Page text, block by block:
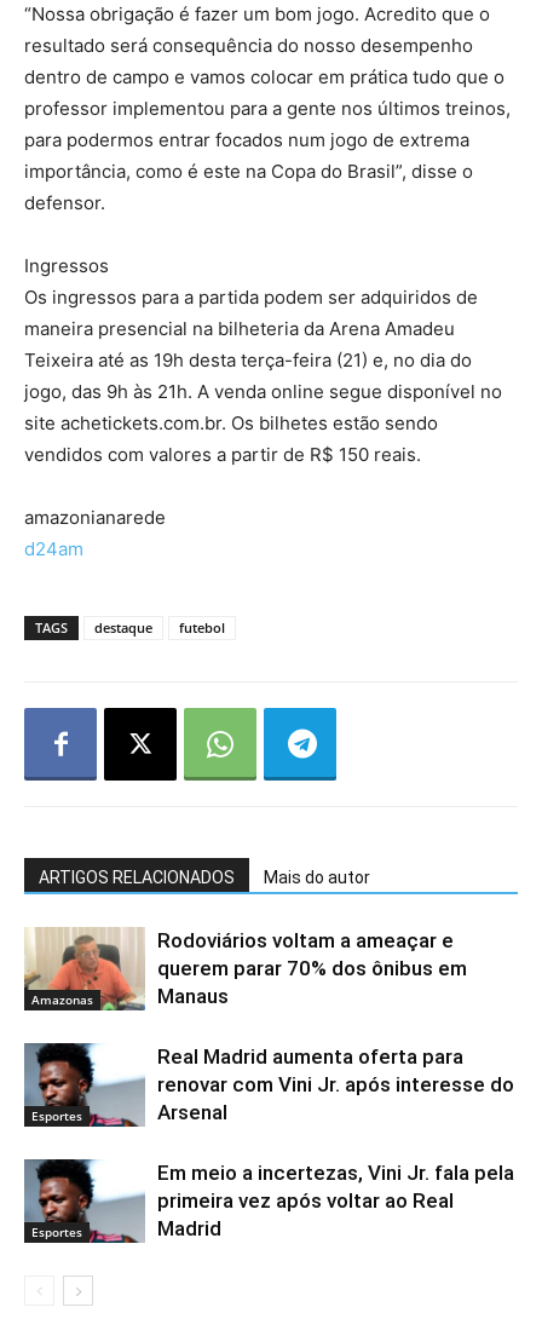
“Nossa obrigação é fazer um bom jogo. Acredito que o
resultado será consequência do nosso desempenho
dentro de campo e vamos colocar em prática tudo que o
professor implementou para a gente nos últimos treinos,
para podermos entrar focados num jogo de extrema
importância, como é este na Copa do Brasil”, disse o
defensor.
Ingressos
Os ingressos para a partida podem ser adquiridos de
maneira presencial na bilheteria da Arena Amadeu
Teixeira até as 19h desta terça-feira (21) e, no dia do
jogo, das 9h às 21h. A venda online segue disponível no
site achetickets.com.br. Os bilhetes estão sendo
vendidos com valores a partir de R$ 150 reais.
amazonianarede
d24am
TAGS destaque futebol
ARTIGOS RELACIONADOS Mais do autor
Amazonas
Rodoviários voltam a ameaçar e
querem parar 70% dos ônibus em
Manaus
Esportes
Real Madrid aumenta oferta para
renovar com Vini Jr. após interesse do
Arsenal
Esportes
Em meio a incertezas, Vini Jr. fala pela
primeira vez após voltar ao Real
Madrid